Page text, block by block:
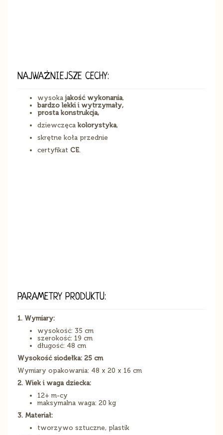
NAJWAŻNIEJSZE CECHY:
wysoka jakość wykonania,
bardzo lekki i wytrzymały,
prosta konstrukcja,
dziewczęca kolorystyka,
skrętne koła przednie
certyfikat CE.
PARAMETRY PRODUKTU:
1. Wymiary:
wysokość: 35 cm
szerokość: 19 cm
długość: 48 cm
Wysokość siodełka: 25 cm
Wymiary opakowania: 48 x 20 x 16 cm
2. Wiek i waga dziecka:
12+ m-cy
maksymalna waga: 20 kg
3. Materiał:
tworzywo sztuczne, plastik